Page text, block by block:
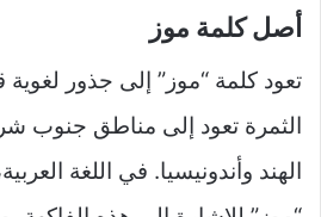
أصل كلمة موز
تعود كلمة “موز” إلى جذور
الثمرة تعود إلى مناطق جنوب
الهند وأندونيسيا. في اللغة